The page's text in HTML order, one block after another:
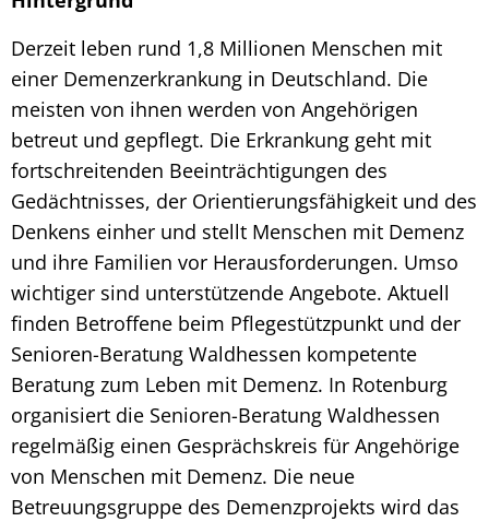
Derzeit leben rund 1,8 Millionen Menschen mit
einer Demenzerkrankung in Deutschland. Die
meisten von ihnen werden von Angehörigen
betreut und gepflegt. Die Erkrankung geht mit
fortschreitenden Beeinträchtigungen des
Gedächtnisses, der Orientierungsfähigkeit und des
Denkens einher und stellt Menschen mit Demenz
und ihre Familien vor Herausforderungen. Umso
wichtiger sind unterstützende Angebote. Aktuell
finden Betroffene beim Pflegestützpunkt und der
Senioren-Beratung Waldhessen kompetente
Beratung zum Leben mit Demenz. In Rotenburg
organisiert die Senioren-Beratung Waldhessen
regelmäßig einen Gesprächskreis für Angehörige
von Menschen mit Demenz. Die neue
Betreuungsgruppe des Demenzprojekts wird das